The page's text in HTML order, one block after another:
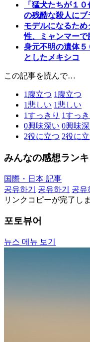
「猛犬たちが１
の残酷な殺人にブ
モデルになるた
性、ミャンマー
身元不明の遺体
としたメキシコ
この記事を読んで…
1 腹立つ 1 腹立つ
1悲しい 1悲しい
1すっきり 1すっき
0興味深い 0興味
2役に立つ 2役に
みんなの感想ラン
国際・日本 記事
공유하기
공유하기 공유
リンクコピーが完了し
포토뷰어
뉴스 메뉴 보기